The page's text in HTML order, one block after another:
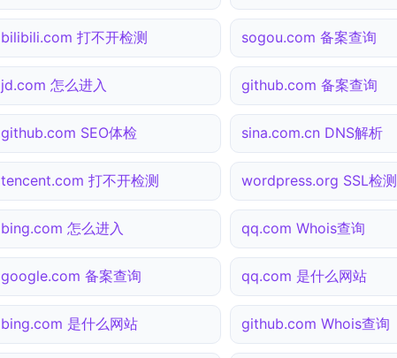
bilibili.com 打不开检测 sogou.com 备案查询
jd.com 怎么进入 github.com 备案查询
github.com SEO体检 sina.com.cn DNS解析
tencent.com 打不开检测 wordpress.org SSL检测
bing.com 怎么进入 qq.com Whois查询
google.com 备案查询 qq.com 是什么网站
bing.com 是什么网站 github.com Whois查询